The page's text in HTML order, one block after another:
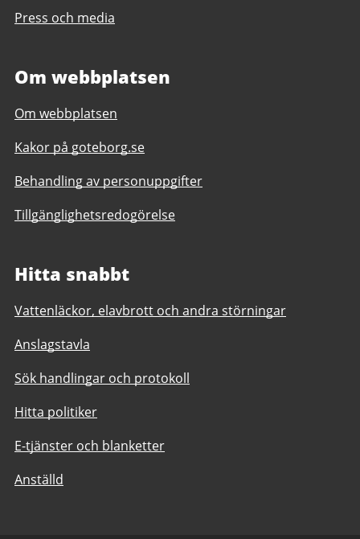
Press och media
Om webbplatsen
Om webbplatsen
Kakor på goteborg.se
Behandling av personuppgifter
Tillgänglighetsredogörelse
Hitta snabbt
Vattenläckor, elavbrott och andra störningar
Anslagstavla
Sök handlingar och protokoll
Hitta politiker
E-tjänster och blanketter
Anställd